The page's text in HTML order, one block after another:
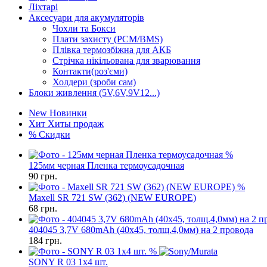
Ліхтарі
Аксесуари для акумуляторів
Чохли та Бокси
Плати захисту (PCM/BMS)
Плівка термозбіжна для АКБ
Стрічка нікільована для зварювання
Контакти(роз'єми)
Холдери (зроби сам)
Блоки живлення (5V,6V,9V12...)
New Новинки
Хит Хиты продаж
% Скидки
%
125мм черная Пленка термоусадочная
90 грн.
%
Maxell SR 721 SW (362) (NEW EUROPE)
68 грн.
404045 3,7V 680mAh (40x45, толщ.4,0мм) на 2 провода
184 грн.
%
SONY R 03 1x4 шт.